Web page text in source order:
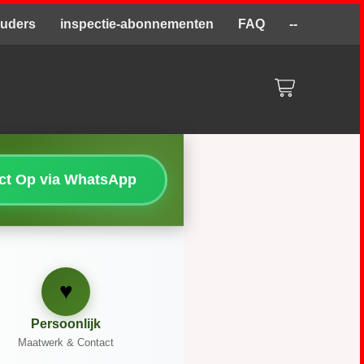
inspectie-abonnementen FAQ --
Op via WhatsApp
♥
Persoonlijk
Maatwerk & Contact